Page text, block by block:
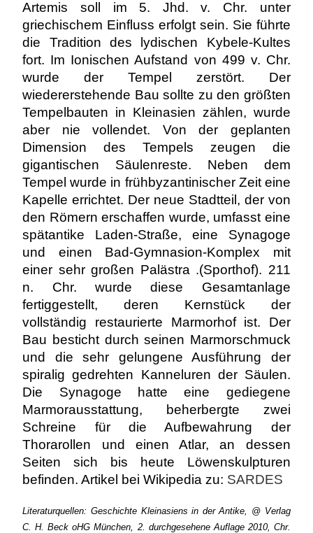
Artemis soll im 5. Jhd. v. Chr. unter
griechischem Einfluss erfolgt sein. Sie führte
die Tradition des lydischen Kybele-Kultes
fort. Im Ionischen Aufstand von 499 v. Chr.
wurde der Tempel zerstört. Der
wiedererstehende Bau sollte zu den größten
Tempelbauten in Kleinasien zählen, wurde
aber nie vollendet. Von der geplanten
Dimension des Tempels zeugen die
gigantischen Säulenreste. Neben dem
Tempel wurde in frühbyzantinischer Zeit eine
Kapelle errichtet. Der neue Stadtteil, der von
den Römern erschaffen wurde, umfasst eine
spätantike Laden-Straße, eine Synagoge
und einen Bad-Gymnasion-Komplex mit
einer sehr großen Palästra .(Sporthof). 211
n. Chr. wurde diese Gesamtanlage
fertiggestellt, deren Kernstück der
vollständig restaurierte Marmorhof ist. Der
Bau besticht durch seinen Marmorschmuck
und die sehr gelungene Ausführung der
spiralig gedrehten Kanneluren der Säulen.
Die Synagoge hatte eine gediegene
Marmorausstattung, beherbergte zwei
Schreine für die Aufbewahrung der
Thorarollen und einen Atlar, an dessen
Seiten sich bis heute Löwenskulpturen
befinden. Artikel bei Wikipedia zu: SARDES
Literaturquellen: Geschichte Kleinasiens in der Antike, @ Verlag
C. H. Beck oHG München, 2. durchgesehene Auflage 2010, Chr.